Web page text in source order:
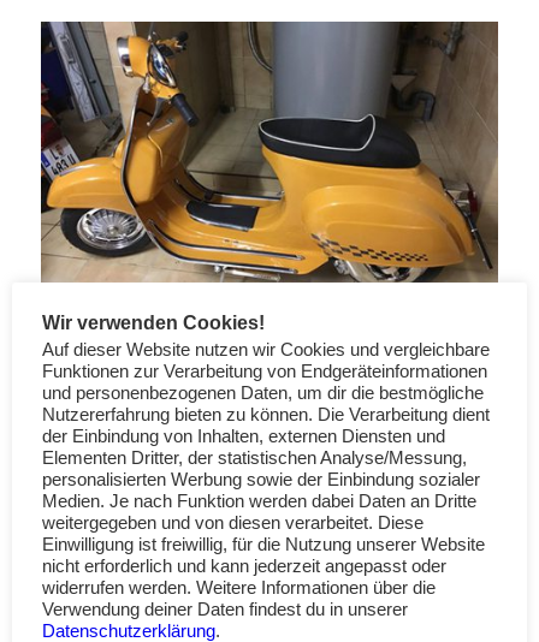
Vespa V50: Max Meyer
Giallo Positano 902
Vespa v50 Spezial: Giallo
Positano 902 (Spies
Hecker)
Wir verwenden Cookies!
Auf dieser Website nutzen wir Cookies und vergleichbare
Funktionen zur Verarbeitung von Endgeräteinformationen
und personenbezogenen Daten, um dir die bestmögliche
Nutzererfahrung bieten zu können. Die Verarbeitung dient
der Einbindung von Inhalten, externen Diensten und
Elementen Dritter, der statistischen Analyse/Messung,
personalisierten Werbung sowie der Einbindung sozialer
Medien. Je nach Funktion werden dabei Daten an Dritte
weitergegeben und von diesen verarbeitet. Diese
Einwilligung ist freiwillig, für die Nutzung unserer Website
nicht erforderlich und kann jederzeit angepasst oder
widerrufen werden. Weitere Informationen über die
Verwendung deiner Daten findest du in unserer
Datenschutzerklärung.